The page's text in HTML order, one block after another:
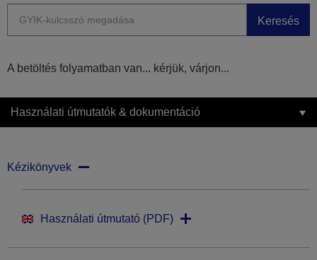
Keresés
A betöltés folyamatban van... kérjük, várjon...
Használati útmutatók & dokumentáció
Kézikönyvek
Használati útmutató (PDF)